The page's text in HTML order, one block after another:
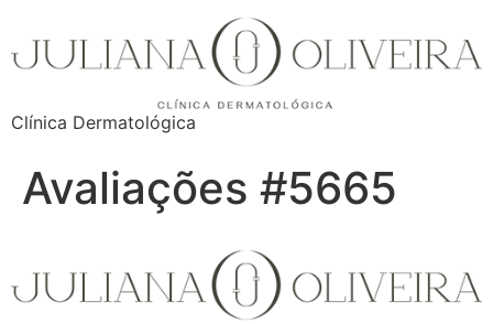
Clínica Dermatológica
Avaliações #5665